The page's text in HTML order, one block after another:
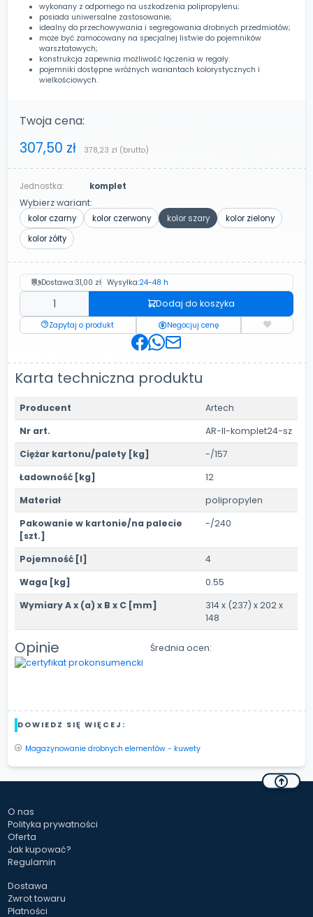
wykonany z odpornego na uszkodzenia polipropylenu;
posiada uniwersalne zastosowanie;
idealny do przechowywania i segregowania drobnych przedmiotów;
może być zamocowany na specjalnej listwie do pojemników
warsztatowych;
konstrukcja zapewnia możliwość łączenia w regały.
pojemniki dostępne wróżnych wariantach kolorystycznych i
wielkościowych.
Twoja cena:
307,50 zł 378,23 zł (brutto)
Jednostka: komplet
Wybierz wariant:
kolor czarny kolor czerwony kolor szary
kolor zielony
kolor żółty
Dostawa:31,00 zł Wysyłka:24-48 h
Dodaj do koszyka
Zapytaj o produkt Negocjuj cenę
Karta techniczna produktu
Producent
Artech
Nr art.
AR-II-komplet24-sz
Ciężar kartonu/palety [kg]
-/157
Ładowność [kg]
12
Materiał
polipropylen
Pakowanie w kartonie/na palecie
[szt.]
-/240
Pojemność [l]
4
Waga [kg]
0.55
Wymiary A x (a) x B x C [mm]
314 x (237) x 202 x
148
Opinie Średnia ocen:
DOWIEDZ SIĘ WIĘCEJ:
Magazynowanie drobnych elementów - kuwety
O nas
Polityka prywatności
Oferta
Jak kupować?
Regulamin
Dostawa
Zwrot towaru
Płatności